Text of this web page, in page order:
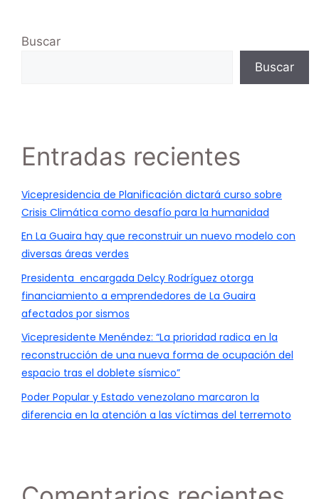
Buscar
Buscar
Entradas recientes
Vicepresidencia de Planificación dictará curso sobre
Crisis Climática como desafío para la humanidad
En La Guaira hay que reconstruir un nuevo modelo con
diversas áreas verdes
Presidenta encargada Delcy Rodríguez otorga
financiamiento a emprendedores de La Guaira
afectados por sismos
Vicepresidente Menéndez: “La prioridad radica en la
reconstrucción de una nueva forma de ocupación del
espacio tras el doblete sísmico”
Poder Popular y Estado venezolano marcaron la
diferencia en la atención a las víctimas del terremoto